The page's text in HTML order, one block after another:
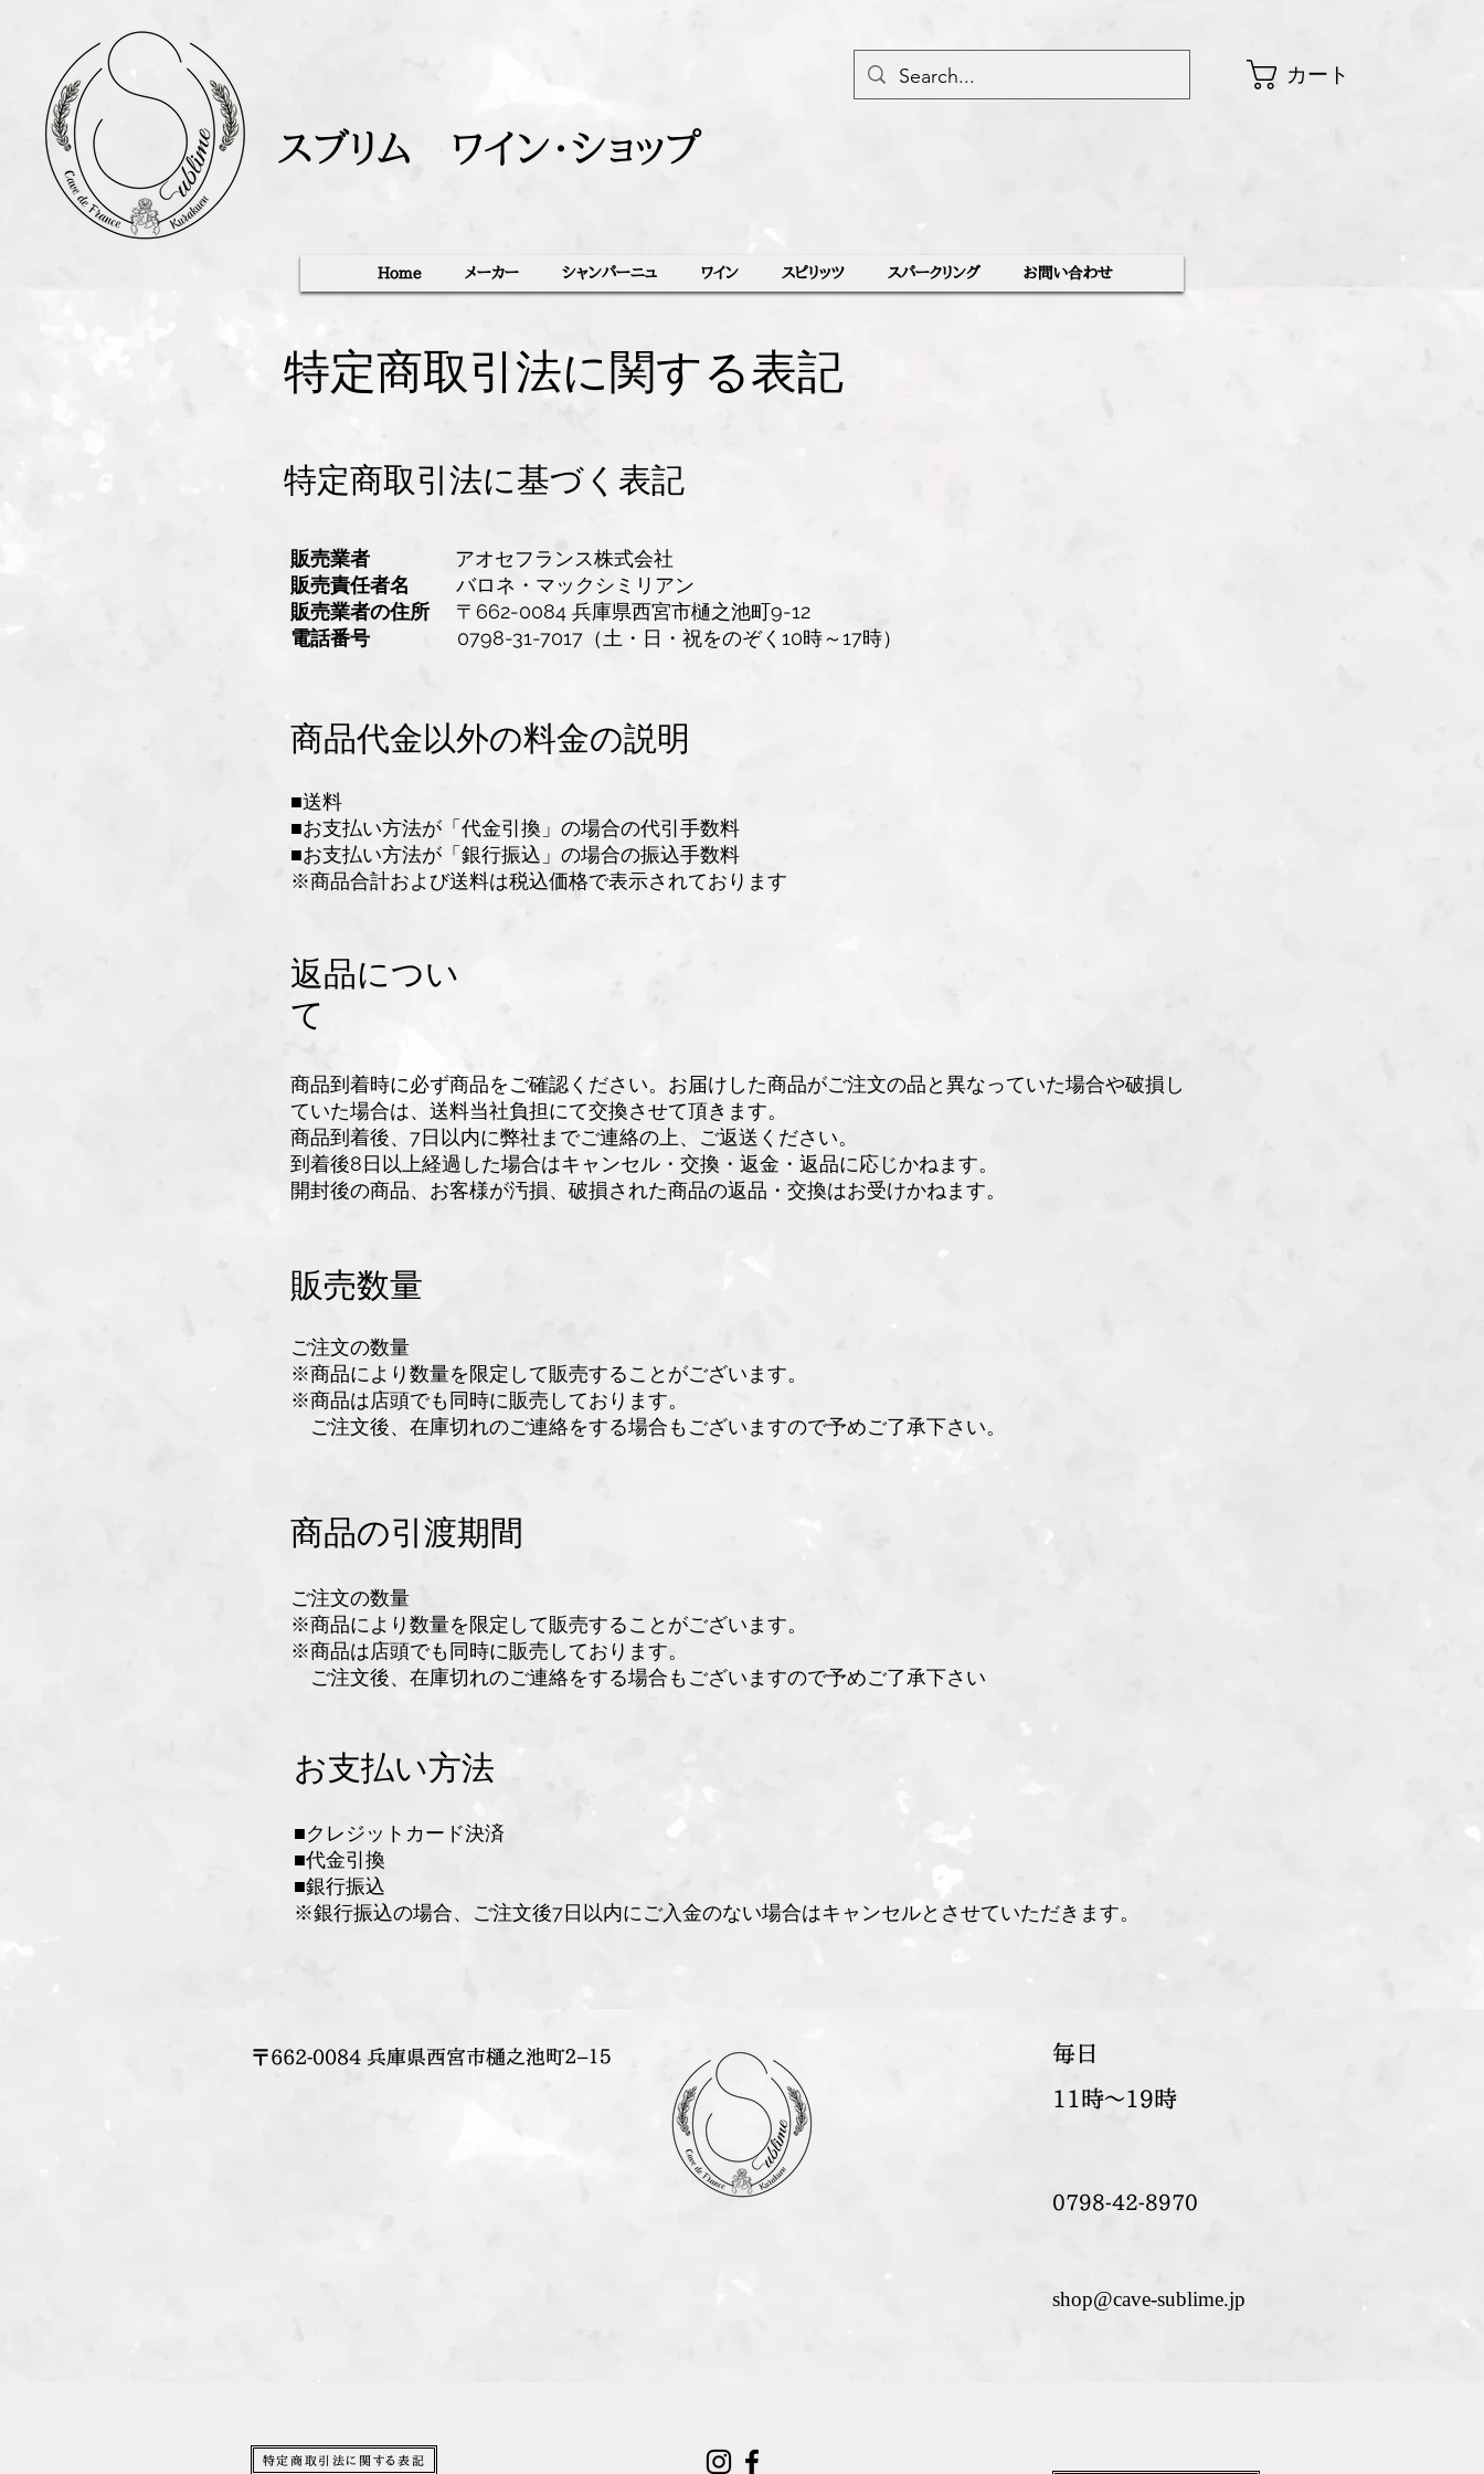
スブリム ワイン・ショップ
カート
Home メーカー シャンパーニュ ワイン スピリッツ スパークリング ​お問い合わせ
特定商取引法に関する表記
特定商取引法に基づく表記
販売業者
アオセフランス株式会社
販売責任者名
バロネ・マックシミリアン
販売業者の住所
〒662-0084 兵庫県西宮市樋之池町9-12
電話番号 0798-31-7017（土・日・祝をのぞく10時～17時）
商品代金以外の料金の説明
■送料
■お支払い方法が「代金引換」の場合の代引手数料
■お支払い方法が「銀行振込」の場合の振込手数料
※商品合計および送料は税込価格で表示されております
返品につい
て
商品到着時に必ず商品をご確認ください。お届けした商品がご注文の品と異なっていた場合や破損し
ていた場合は、 送料当社負担にて交換させて頂きます。
商品到着後、7日以内に弊社までご連絡の上、ご返送ください。
到着後8日以上経過した場合はキャンセル・交換・返金・返品に応じかねます。
開封後の商品、お客様が汚損、破損された商品の返品・交換はお受けかねます。
販売数量
ご注文の数量
※商品により数量を限定して販売することがございます。
※商品は店頭でも同時に販売しております。
ご注文後、在庫切れのご連絡をする場合もございますので予めご了承下さい。
商品の引渡期間
ご注文の数量
※商品により数量を限定して販売することがございます。
※商品は店頭でも同時に販売しております。
ご注文後、在庫切れのご連絡をする場合もございますので予めご了承下さい
お支払い方法
■クレジットカード決済
■代金引換
■銀行振込
※銀行振込の場合、ご注文後7日以内にご入金のない場合はキャンセルとさせていただきます。
〒662-0084 兵庫県西宮市樋之池町２−１５
​毎日
11時～19時
0798-42-8970
shop@cave-sublime.jp
特定商取引法に関する表記